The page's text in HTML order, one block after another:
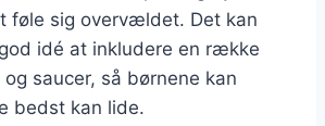
føle sig overvældet. Det kan
idé at inkludere en række
saucer, så børnene kan
bedst kan lide.